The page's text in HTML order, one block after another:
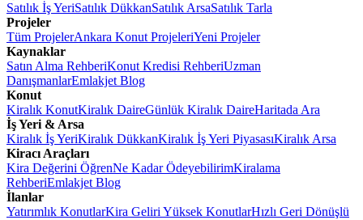
Satılık İş YeriSatılık DükkanSatılık ArsaSatılık Tarla
Projeler
Tüm ProjelerAnkara Konut ProjeleriYeni Projeler
Kaynaklar
Satın Alma RehberiKonut Kredisi RehberiUzman
DanışmanlarEmlakjet Blog
Konut
Kiralık KonutKiralık DaireGünlük Kiralık DaireHaritada Ara
İş Yeri & Arsa
Kiralık İş YeriKiralık DükkanKiralık İş Yeri PiyasasıKiralık Arsa
Kiracı Araçları
Kira Değerini ÖğrenNe Kadar ÖdeyebilirimKiralama
RehberiEmlakjet Blog
İlanlar
Yatırımlık KonutlarKira Geliri Yüksek KonutlarHızlı Geri Dönüşlü